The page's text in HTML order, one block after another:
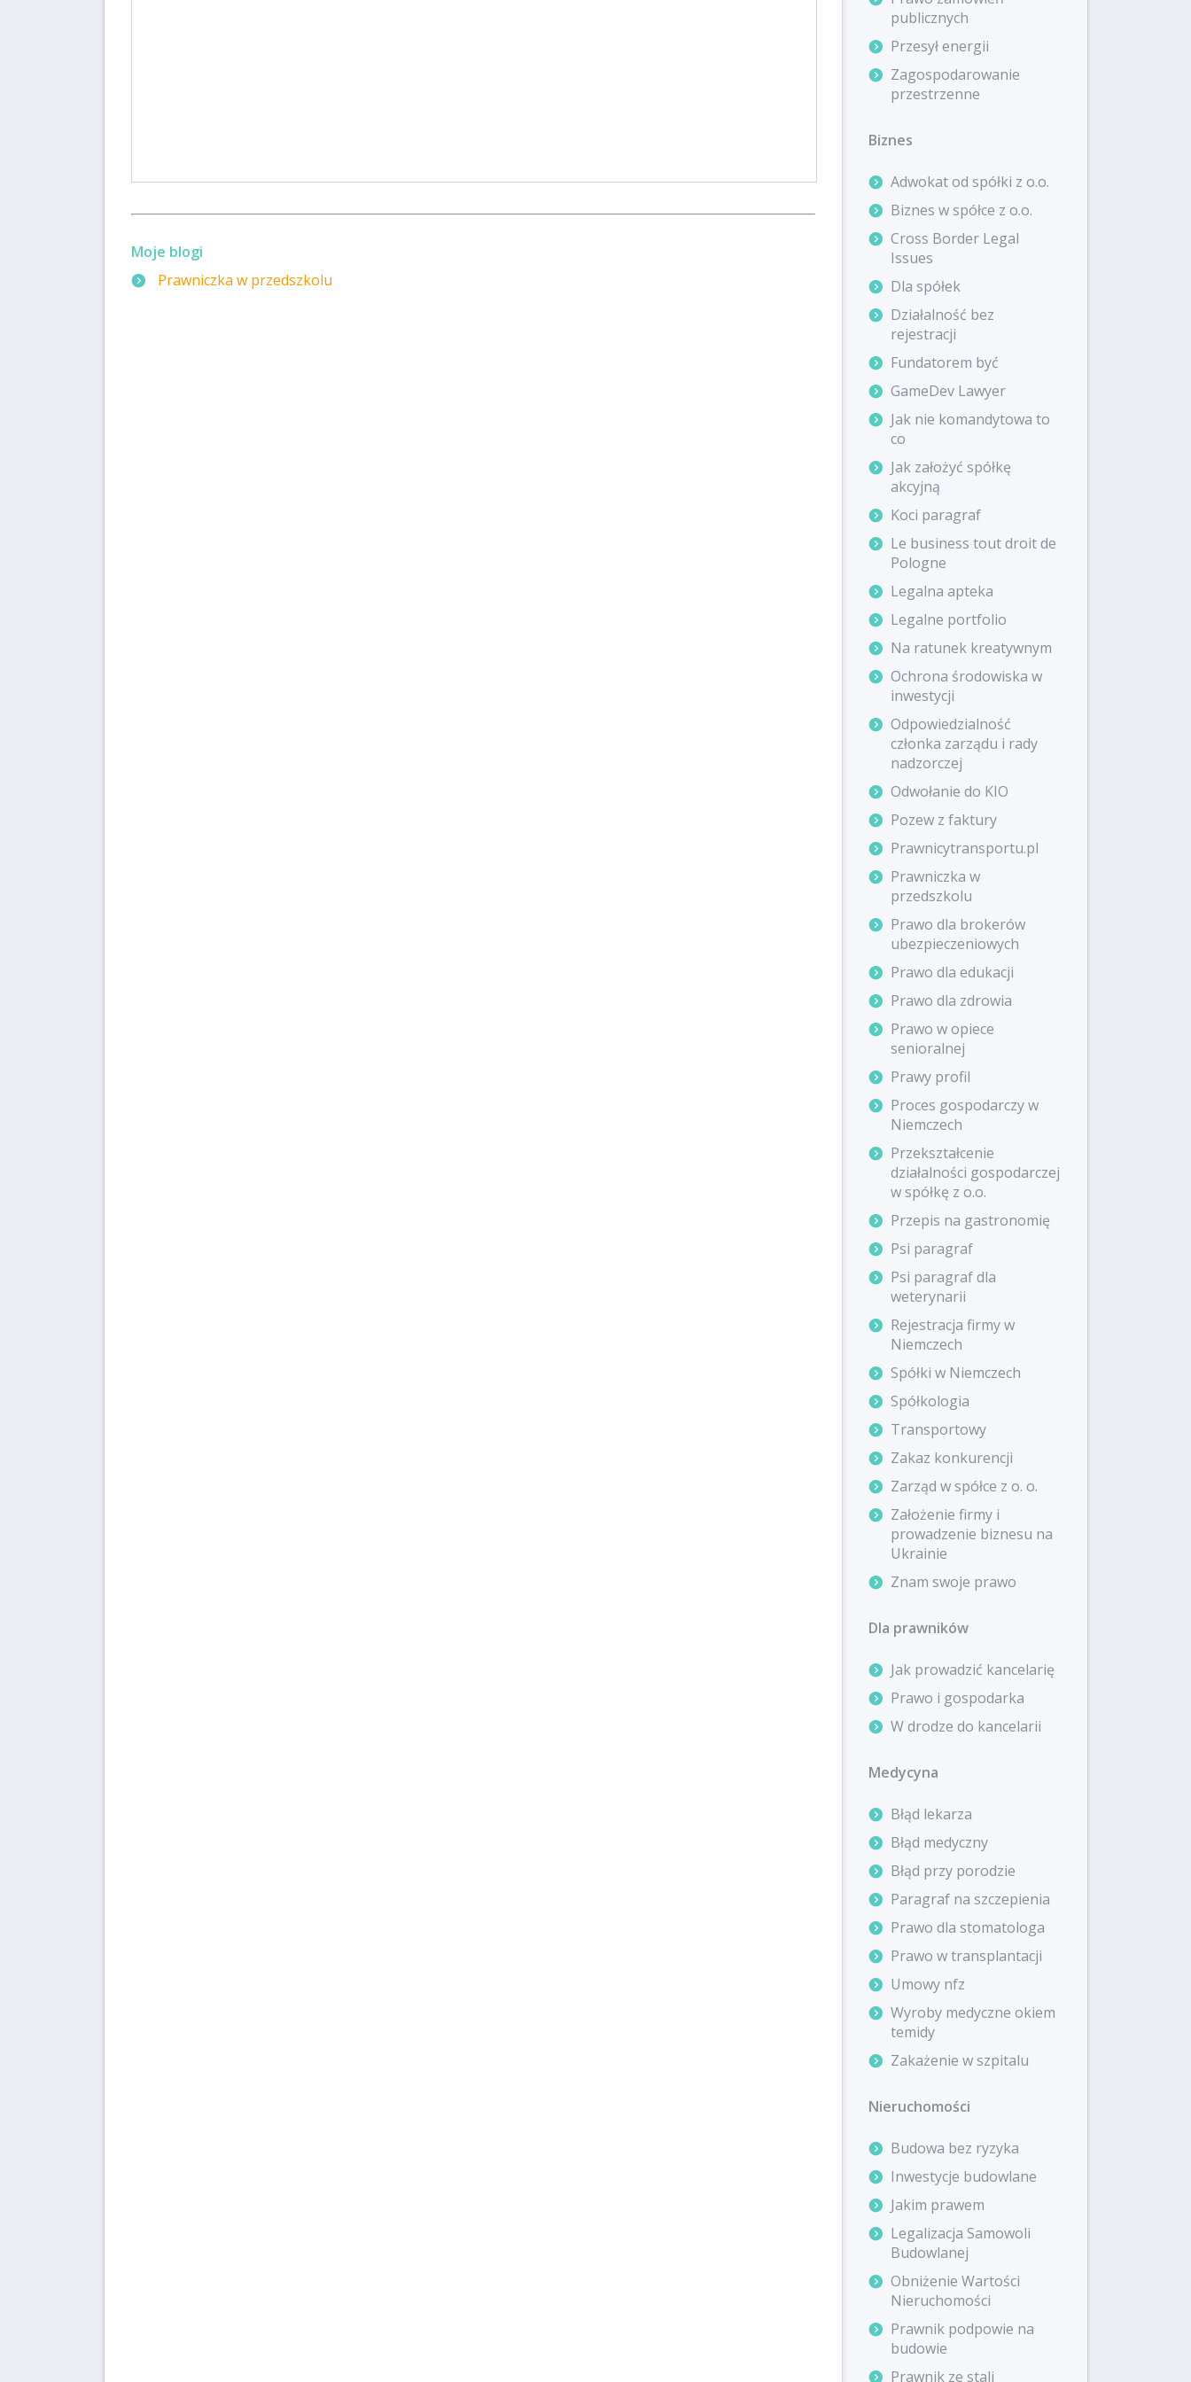
Moje blogi
Prawniczka w przedszkolu
publicznych
Przesył energii
Zagospodarowanie
przestrzenne
Biznes
Adwokat od spółki z o.o.
Biznes w spółce z o.o.
Cross Border Legal
Issues
Dla spółek
Działalność bez
rejestracji
Fundatorem być
GameDev Lawyer
Jak nie komandytowa to
co
Jak założyć spółkę
akcyjną
Koci paragraf
Le business tout droit de
Pologne
Legalna apteka
Legalne portfolio
Na ratunek kreatywnym
Ochrona środowiska w
inwestycji
Odpowiedzialność
członka zarządu i rady
nadzorczej
Odwołanie do KIO
Pozew z faktury
Prawnicytransportu.pl
Prawniczka w
przedszkolu
Prawo dla brokerów
ubezpieczeniowych
Prawo dla edukacji
Prawo dla zdrowia
Prawo w opiece
senioralnej
Prawy profil
Proces gospodarczy w
Niemczech
Przekształcenie
działalności gospodarczej
w spółkę z o.o.
Przepis na gastronomię
Psi paragraf
Psi paragraf dla
weterynarii
Rejestracja firmy w
Niemczech
Spółki w Niemczech
Spółkologia
Transportowy
Zakaz konkurencji
Zarząd w spółce z o. o.
Założenie firmy i
prowadzenie biznesu na
Ukrainie
Znam swoje prawo
Dla prawników
Jak prowadzić kancelarię
Prawo i gospodarka
W drodze do kancelarii
Medycyna
Błąd lekarza
Błąd medyczny
Błąd przy porodzie
Paragraf na szczepienia
Prawo dla stomatologa
Prawo w transplantacji
Umowy nfz
Wyroby medyczne okiem
temidy
Zakażenie w szpitalu
Nieruchomości
Budowa bez ryzyka
Inwestycje budowlane
Jakim prawem
Legalizacja Samowoli
Budowlanej
Obniżenie Wartości
Nieruchomości
Prawnik podpowie na
budowie
Prawnik ze stali